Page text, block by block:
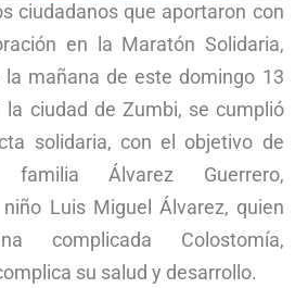
ciudadanos que aportaron con
en la Maratón Solidaria,
la mañana de este domingo 13
la ciudad de Zumbi, se cumplió
solidaria, con el objetivo de
Álvarez Guerrero,
Luis Miguel Álvarez, quien
complicada Colostomía,
su salud y desarrollo.